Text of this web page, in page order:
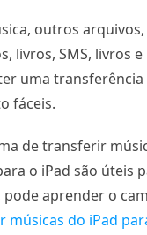
outros
livros, SMS, livros
uma transferência
fáceis.
de transferir
o iPad são úteis
pode aprender o
músicas do iPad